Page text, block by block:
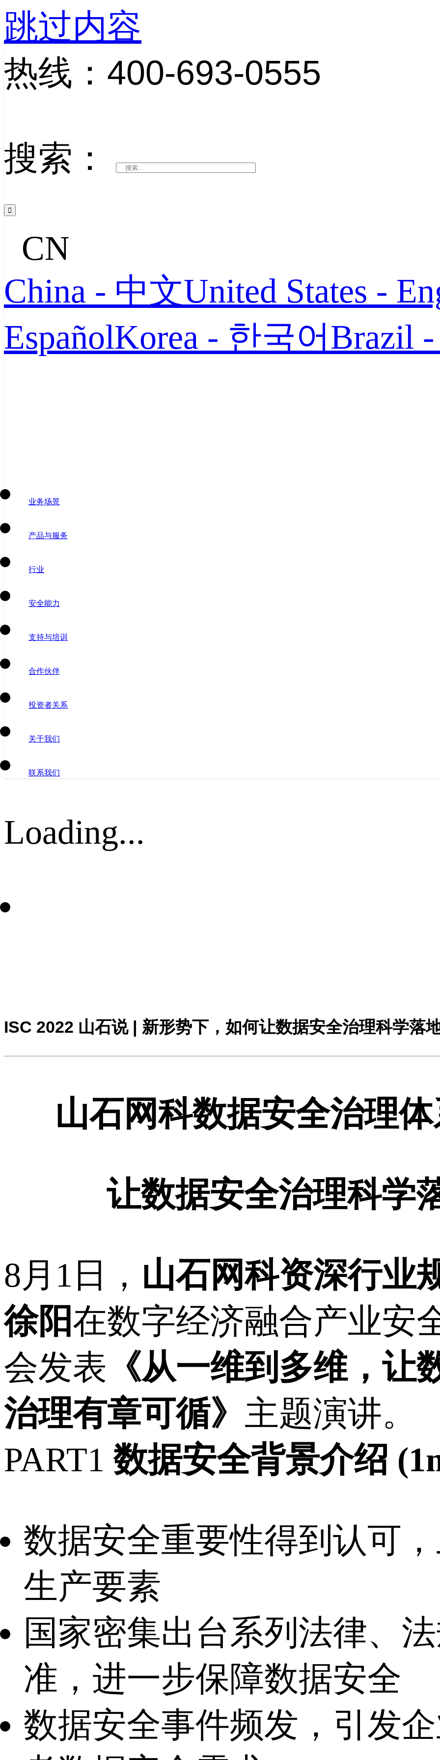
跳过内容
热线：400-693-0555
搜索：
CN
China - 中文United States -
EspañolKorea - 한국어Brazil -
业务场景
产品与服务
行业
安全能力
支持与培训
合作伙伴
投资者关系
关于我们
联系我们
Loading...
ISC 2022 山石说 | 新形势下，如何让数据安全治理科学落
山石网科数据安全治理
让数据安全治理科学
8月1日， 山石网科资深行业
徐阳在数字经济融合产业安
会发表 《从一维到多维，让
治理有章可循》 主题演讲。
PART1数据安全背景介绍
数据安全重要性得到认可
生产要素
国家密集出台系列法律、
准，进一步保障数据安全
数据安全事件频发，引发